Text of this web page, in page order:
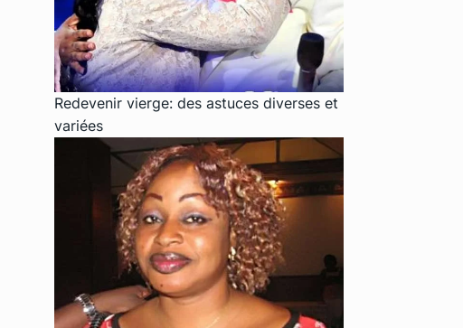
Redevenir vierge: des astuces diverses et
variées